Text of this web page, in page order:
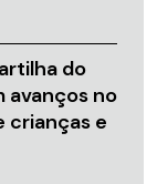
do
avanços no
crianças e